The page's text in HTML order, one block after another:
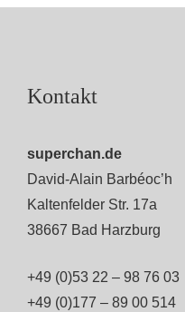
Kontakt
superchan.de
David-Alain Barbéoc’h
Kaltenfelder Str. 17a
38667 Bad Harzburg
+49 (0)53 22 – 98 76 03
+49 (0)177 – 89 00 514